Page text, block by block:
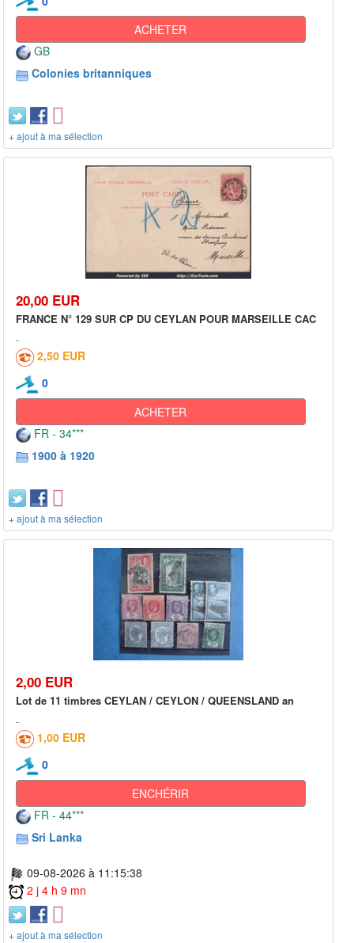
ACHETER
GB
Colonies britanniques
+ ajout à ma sélection
20,00 EUR
FRANCE N° 129 SUR CP DU CEYLAN POUR MARSEILLE CAC
2,50 EUR
0
ACHETER
FR - 34***
1900 à 1920
+ ajout à ma sélection
2,00 EUR
Lot de 11 timbres CEYLAN / CEYLON / QUEENSLAND an
1,00 EUR
0
ENCHÉRIR
FR - 44***
Sri Lanka
09-08-2026 à 11:15:38
2 j 4 h 9 mn
+ ajout à ma sélection